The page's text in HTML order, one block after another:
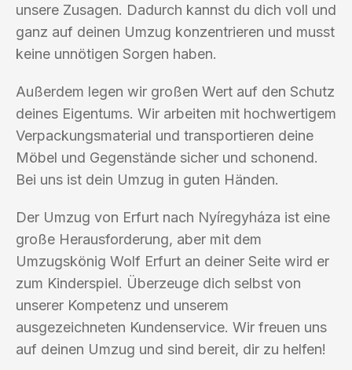
unsere Zusagen. Dadurch kannst du dich voll und
ganz auf deinen Umzug konzentrieren und musst
keine unnötigen Sorgen haben.
Außerdem legen wir großen Wert auf den Schutz
deines Eigentums. Wir arbeiten mit hochwertigem
Verpackungsmaterial und transportieren deine
Möbel und Gegenstände sicher und schonend.
Bei uns ist dein Umzug in guten Händen.
Der Umzug von Erfurt nach Nyíregyháza ist eine
große Herausforderung, aber mit dem
Umzugskönig Wolf Erfurt an deiner Seite wird er
zum Kinderspiel. Überzeuge dich selbst von
unserer Kompetenz und unserem
ausgezeichneten Kundenservice. Wir freuen uns
auf deinen Umzug und sind bereit, dir zu helfen!